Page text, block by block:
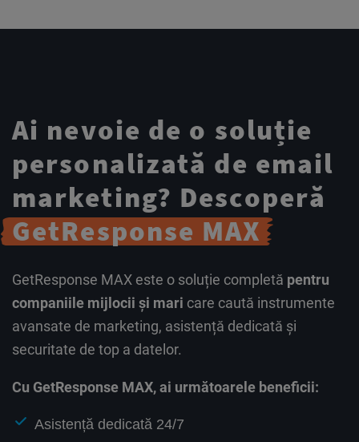
Ai nevoie de o soluție
personalizată de email
marketing? Descoperă
GetResponse MAX
GetResponse MAX este o soluție completă pentru
companiile mijlocii și mari care caută instrumente
avansate de marketing, asistență dedicată și
securitate de top a datelor.
Cu GetResponse MAX, ai următoarele beneficii:
Asistență dedicată 24/7